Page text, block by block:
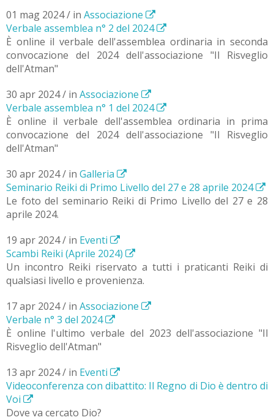
01 mag 2024 / in Associazione
Verbale assemblea n° 2 del 2024
È online il verbale dell'assemblea ordinaria in seconda
convocazione del 2024 dell'associazione "Il Risveglio
dell'Atman"
30 apr 2024 / in Associazione
Verbale assemblea n° 1 del 2024
È online il verbale dell'assemblea ordinaria in prima
convocazione del 2024 dell'associazione "Il Risveglio
dell'Atman"
30 apr 2024 / in Galleria
Seminario Reiki di Primo Livello del 27 e 28 aprile 2024
Le foto del seminario Reiki di Primo Livello del 27 e 28
aprile 2024.
19 apr 2024 / in Eventi
Scambi Reiki (Aprile 2024)
Un incontro Reiki riservato a tutti i praticanti Reiki di
qualsiasi livello e provenienza.
17 apr 2024 / in Associazione
Verbale n° 3 del 2024
È online l'ultimo verbale del 2023 dell'associazione "Il
Risveglio dell'Atman"
13 apr 2024 / in Eventi
Videoconferenza con dibattito: Il Regno di Dio è dentro di
Voi
Dove va cercato Dio?